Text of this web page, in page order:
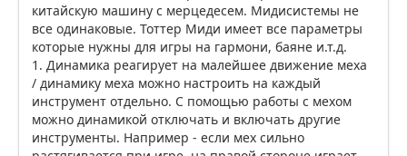
китайскую машину с мерцедесем. Мидисистемы не
все одинаковые. Тоттер Миди имеет все параметры
которые нужны для игры на гармони, баяне и.т.д.
1. Динамика реагирует на малейшее движение меха
/ динамику меха можно настроить на каждый
инструмент отдельно. С помощью работы с мехом
можно динамикой отключать и включать другие
инструменты. Например - если мех сильно